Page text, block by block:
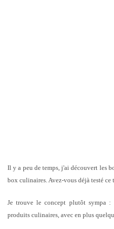
Il y a peu de temps, j'ai découvert les
box culinaires. Avez-vous déjà testé
Je trouve le concept plutôt sympa :
produits culinaires, avec en plus